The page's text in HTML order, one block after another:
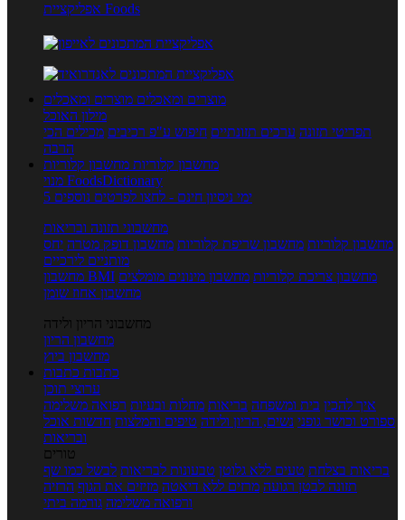
אפליקציית Foods
מוצרים ומאכלים מוצרים ומאכלים
מילון האוכל
תפריטי תזונה ערכים תזונתיים חיפוש ע"פ רכיבים מכילים הכי
הרבה
מחשבון קלוריות מחשבון קלוריות
מנוי FoodsDictionary
5 ימי ניסיון חינם - לחצו לפרטים נוספים
מחשבוני תזונה ובריאות
מחשבון קלוריות מחשבון שריפת קלוריות מחשבון דופק מטרה יחס
מותניים לירכיים
מחשבון BMI
מחשבון צריכת קלוריות מחשבון מינונים מומלצים
מחשבון אחוז שומן
מחשבוני הריון ולידה
מחשבון הריון
מחשבון ביוץ
כתבות כתבות
ערוצי תוכן
איך להכין בית ומשפחה בריאות מחלות ובעיות רפואה משלימה
ספורט וכושר גופני נשים, הריון ולידה טיפים והמלצות חדשות אוכל
ובריאות
טורים
בריאות בצלחת טעים ללא גלוטן טבעונות לבריאות לבשל כמו שף
תזונה לבטן רגועה מרזים ללא דיאטה מזיזים את הגוף הרזיה
ורפואה משלימה גורמה ביתי